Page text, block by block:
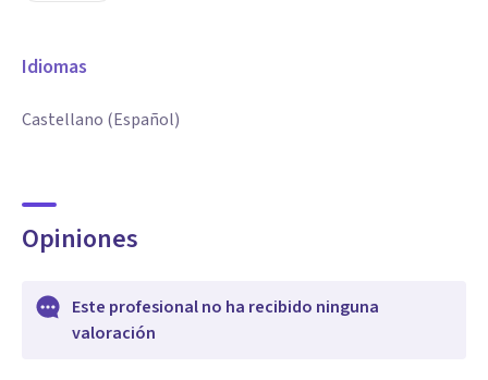
Idiomas
Castellano (Español)
Opiniones
Este profesional no ha recibido ninguna
valoración